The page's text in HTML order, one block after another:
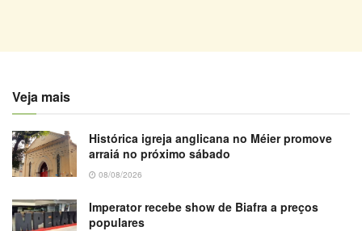
Veja mais
Histórica igreja anglicana no Méier promove
arraiá no próximo sábado
08/08/2026
Imperator recebe show de Biafra a preços
populares